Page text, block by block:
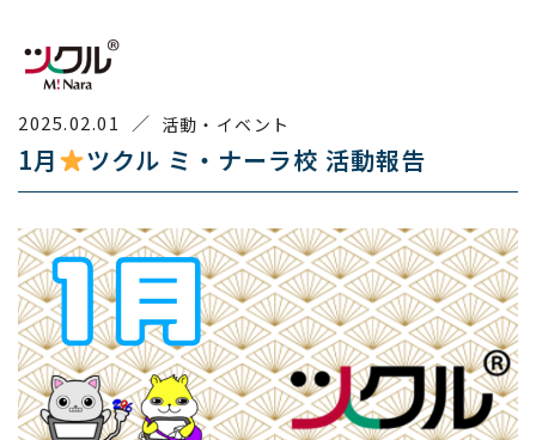
2025.02.01 ／ 活動・イベント
1月 ツクル ミ・ナーラ校 活動報告